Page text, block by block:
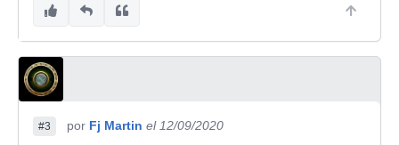
#3 por Fj Martin el 12/09/2020